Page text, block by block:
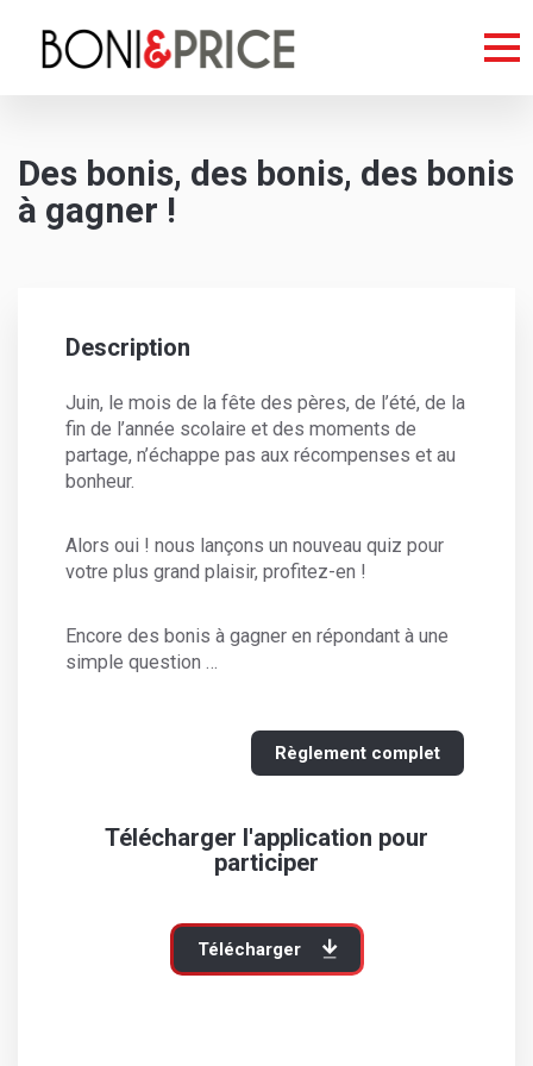
Des bonis, des bonis, des bonis
à gagner !
Description
Juin, le mois de la fête des pères, de l’été, de la
fin de l’année scolaire et des moments de
partage, n’échappe pas aux récompenses et au
bonheur.
Alors oui ! nous lançons un nouveau quiz pour
votre plus grand plaisir, profitez-en !
Encore des bonis à gagner en répondant à une
simple question …
Règlement complet
Télécharger l'application pour
participer
Télécharger